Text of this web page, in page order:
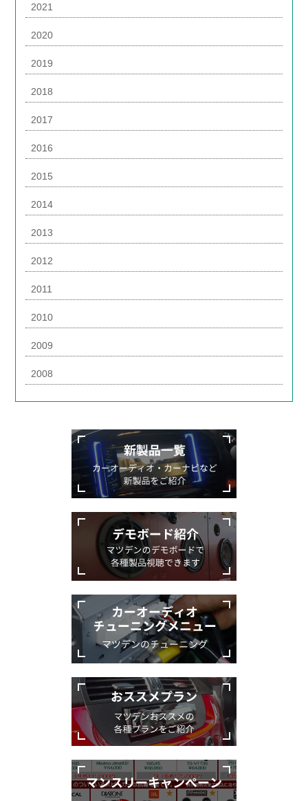
2021
2020
2019
2018
2017
2016
2015
2014
2013
2012
2011
2010
2009
2008